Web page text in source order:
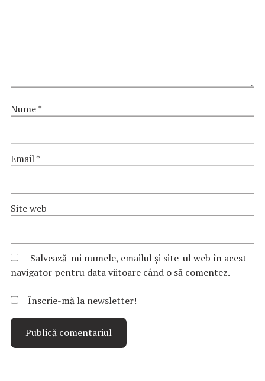
Nume*
Email*
Site web
Salvează-mi numele, emailul și site-ul web în acest
navigator pentru data viitoare când o să comentez.
Înscrie-mă la newsletter!